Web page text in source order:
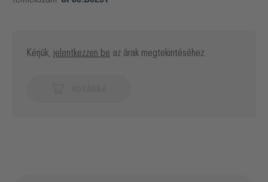
Kérjük, jelentkezzen be az árak megtekintéséhez.